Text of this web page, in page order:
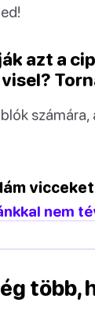
azt a
számára,
nem
több,